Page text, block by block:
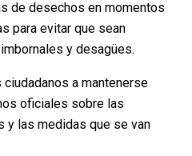
de desechos en momentos
para evitar que sean
y desagües.
ciudadanos a mantenerse
oficiales sobre las
y las medidas que se van